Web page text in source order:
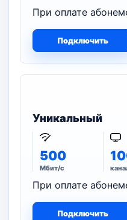
При оплате
Подключить
Уникальный
500
Мбит/с
При оплате
Подключить